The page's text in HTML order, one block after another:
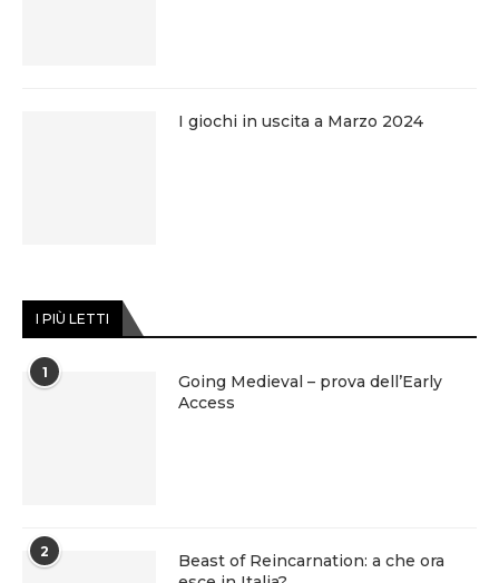
I giochi in uscita a Marzo 2024
I PIÙ LETTI
1
Going Medieval – prova dell’Early
Access
2
Beast of Reincarnation: a che ora